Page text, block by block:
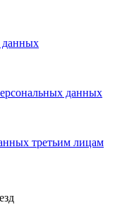
данных
данных
третьим лицам